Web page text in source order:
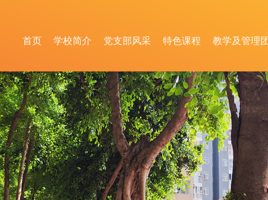
首页 学校简介 党支部风采 特色课程 教学及管理